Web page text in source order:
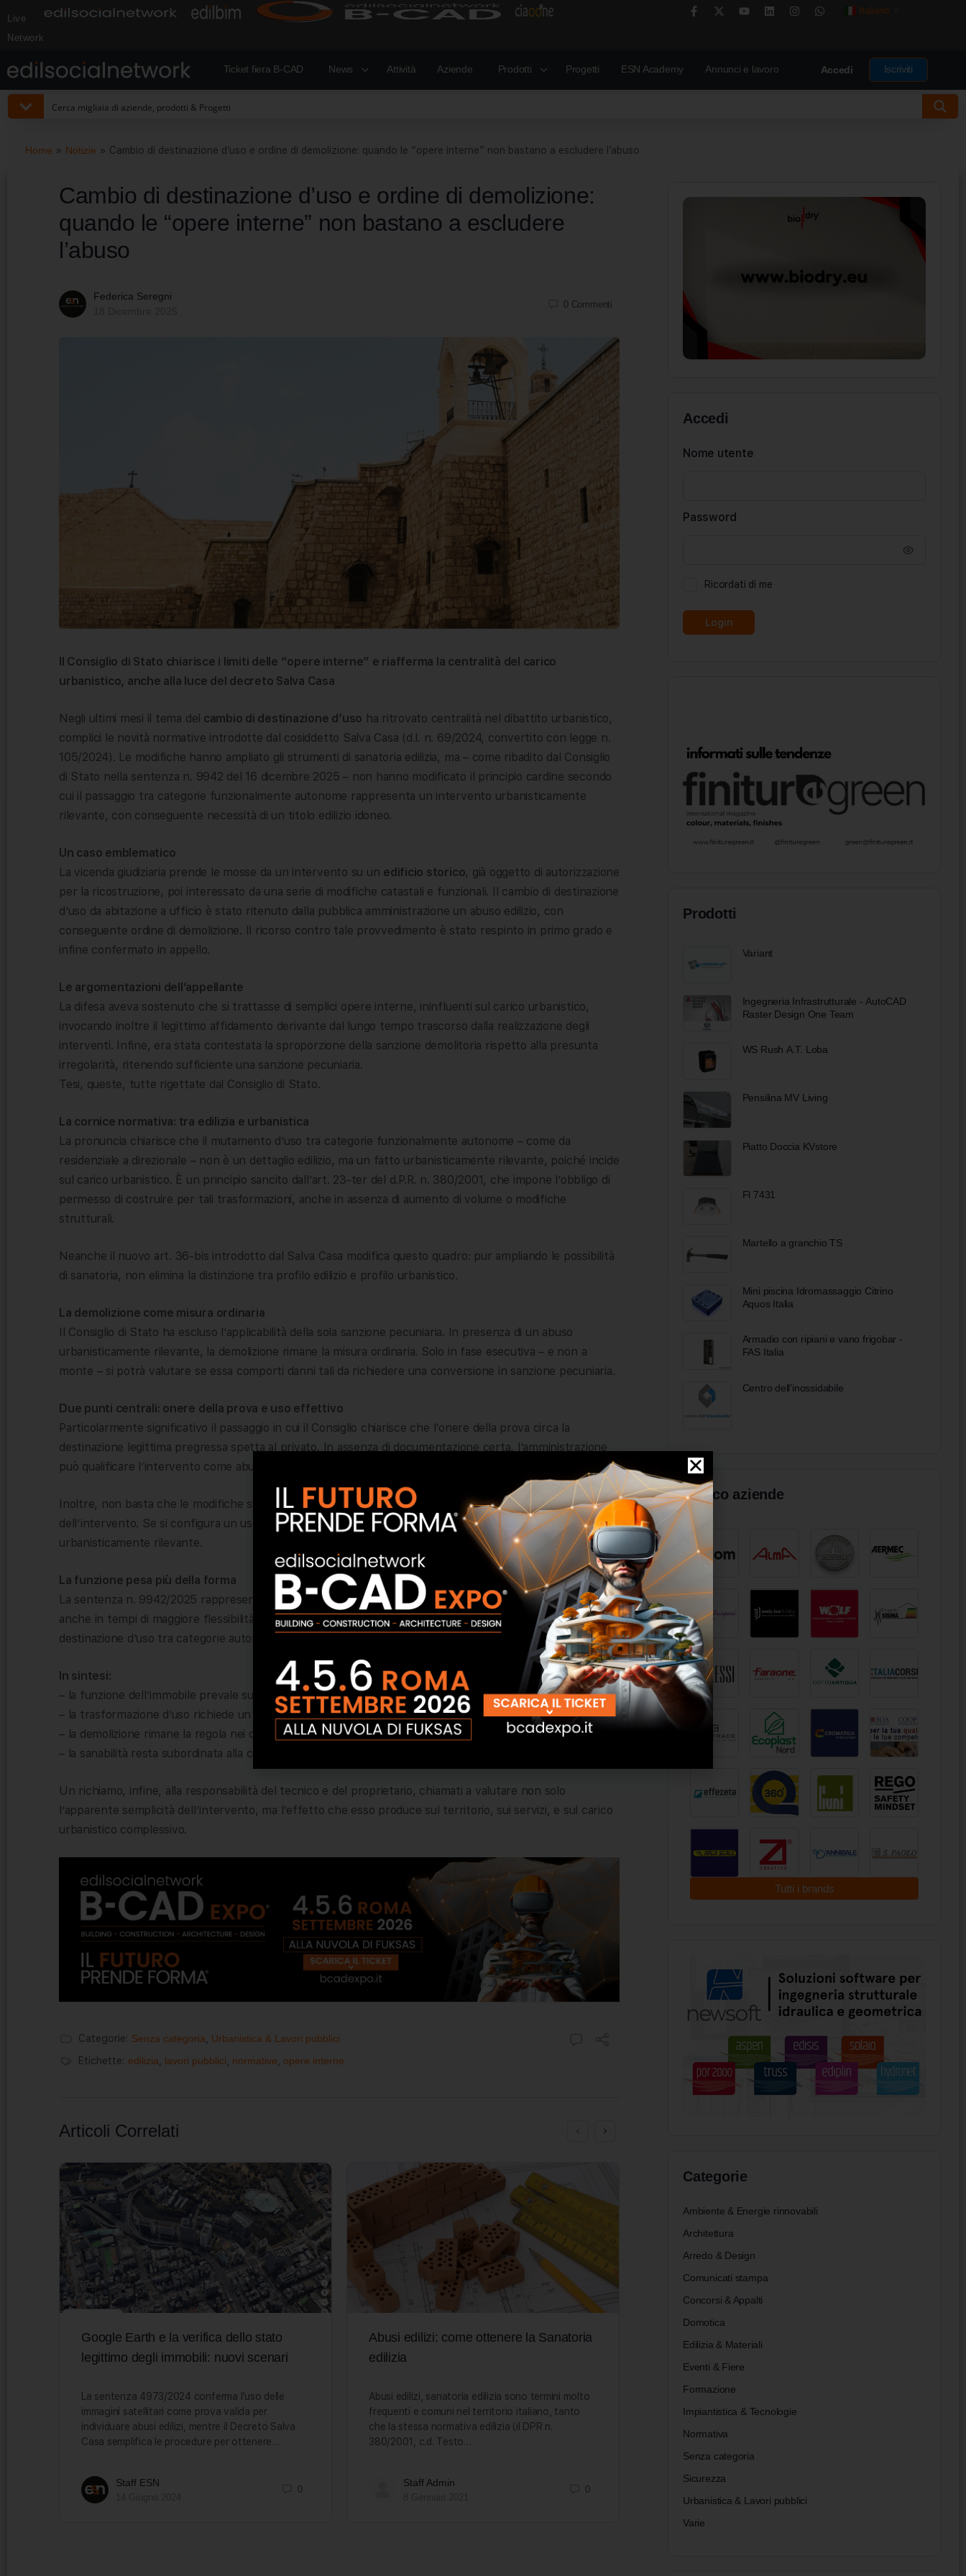
Live
Network
Italiano
Ticket fiera B-CAD News Attività Aziende Prodotti Progetti ESN Academy Annunci e lavoro Accedi Iscriviti
Home » Notizie » Cambio di destinazione d’uso e ordine di demolizione: quando le “opere interne” non bastano a escludere l’abuso
Cambio di destinazione d’uso e ordine di demolizione:
quando le “opere interne” non bastano a escludere
l’abuso
Federica Seregni
0 Commenti
Il Consiglio di Stato chiarisce i limiti delle “opere interne” e riafferma la centralità del carico
urbanistico, anche alla luce del decreto Salva Casa
Negli ultimi mesi il tema del cambio di destinazione d’uso ha ritrovato centralità nel dibattito urbanistico,
complici le novità normative introdotte dal cosiddetto Salva Casa (d.l. n. 69/2024, convertito con legge n.
105/2024). Le modifiche hanno ampliato gli strumenti di sanatoria edilizia, ma – come ribadito dal Consiglio
di Stato nella sentenza n. 9942 del 16 dicembre 2025 – non hanno modificato il principio cardine secondo
cui il passaggio tra categorie funzionalmente autonome rappresenta un intervento urbanisticamente
rilevante, con conseguente necessità di un titolo edilizio idoneo.
Un caso emblematico
La vicenda giudiziaria prende le mosse da un intervento su un edificio storico, già oggetto di autorizzazione
per la ricostruzione, poi interessato da una serie di modifiche catastali e funzionali. Il cambio di destinazione
d’uso da abitazione a ufficio è stato ritenuto dalla pubblica amministrazione un abuso edilizio, con
conseguente ordine di demolizione. Il ricorso contro tale provvedimento è stato respinto in primo grado e
infine confermato in appello.
Le argomentazioni dell’appellante
La difesa aveva sostenuto che si trattasse di semplici opere interne, ininfluenti sul carico urbanistico,
invocando inoltre il legittimo affidamento derivante dal lungo tempo trascorso dalla realizzazione degli
interventi. Infine, era stata contestata la sproporzione della sanzione demolitoria rispetto alla presunta
irregolarità, ritenendo sufficiente una sanzione pecuniaria.
Tesi, queste, tutte rigettate dal Consiglio di Stato.
La cornice normativa: tra edilizia e urbanistica
La pronuncia chiarisce che il mutamento d’uso tra categorie funzionalmente autonome – come da
residenziale a direzionale – non è un dettaglio edilizio, ma un fatto urbanisticamente rilevante, poiché incide
sul carico urbanistico. È un principio sancito dall’art. 23-ter del d.P.R. n. 380/2001, che impone l’obbligo di
permesso di costruire per tali trasformazioni, anche in assenza di aumento di volume o modifiche
strutturali.
Neanche il nuovo art. 36-bis introdotto dal Salva Casa modifica questo quadro: pur ampliando le possibilità
di sanatoria, non elimina la distinzione tra profilo edilizio e profilo urbanistico.
La demolizione come misura ordinaria
Il Consiglio di Stato ha escluso l’applicabilità della sola sanzione pecuniaria. In presenza di un abuso
urbanisticamente rilevante, la demolizione rimane la misura ordinaria. Solo in fase esecutiva – e non a
monte – si potrà valutare se essa comporti danni tali da richiedere una conversione in sanzione pecuniaria.
Due punti centrali: onere della prova e uso effettivo
Particolarmente significativo il passaggio in cui il Consiglio chiarisce che l’onere della prova circa la
destinazione legittima pregressa spetta al privato. In assenza di documentazione certa, l’amministrazione
può qualificare l’intervento come abusivo.
Inoltre, non basta che le modifiche siano formalmente “interne”: ciò che conta è l’esito funzionale
dell’intervento. Se si configura un uso stabile diverso da quello assentito, il mutamento è da considerarsi
urbanisticamente rilevante.
La funzione pesa più della forma
La sentenza n. 9942/2025 rappresenta un monito chiaro per professionisti, tecnici e amministrazioni:
anche in tempi di maggiore flessibilità normativa, come quelli introdotti dal Salva Casa, il cambio di
destinazione d’uso tra categorie autonome non può essere trattato come una mera variazione interna.
In sintesi:
– la funzione dell’immobile prevale sulla materialità delle opere;
– la trasformazione d’uso richiede un titolo edilizio adeguato;
– la demolizione rimane la regola nei casi di abuso urbanisticamente rilevante;
– la sanabilità resta subordinata alla compatibilità con la disciplina urbanistica vigente.
Un richiamo, infine, alla responsabilità del tecnico e del proprietario, chiamati a valutare non solo
l’apparente semplicità dell’intervento, ma l’effetto che esso produce sul territorio, sui servizi, e sul carico
urbanistico complessivo.
Categorie: Senza categoria
Urbanistica & Lavori pubblici
Etichette: edilizia lavori pubblici normative opere interne
Articoli Correlati
Google Earth e la verifica dello stato
legittimo degli immobili: nuovi scenari
La sentenza 4973/2024 conferma l’uso delle
immagini satellitari come prova valida per
individuare abusi edilizi, mentre il Decreto Salva
Casa semplifica le procedure per ottenere…
Staff ESN
0
Abusi edilizi: come ottenere la Sanatoria
edilizia
Abusi edilizi, sanatoria edilizia sono termini molto
frequenti e comuni nel territorio italiano, tanto
che la stessa normativa edilizia (il DPR n.
380/2001, c.d. Testo…
Staff Admin
0
Una nuova sentenza apre le porte alla sanatoria
anche per interventi edilizi precedentemente
rientra ora nel…
Federica Seregni
29 Agosto 2025
Accedi
Nome utente
Password
Ricordati di me
Prodotti
Variant
Ingegneria Infrastrutturale - AutoCAD
Raster Design One Team
WS Rush A.T. Loba
Pensilina MV Living
Piatto Doccia KVstore
Fl 7431
Martello a granchio TS
Mini piscina Idromassaggio Citrino
Aquos Italia
Armadio con ripiani e vano frigobar -
FAS Italia
Centro dell'inossidabile
Elenco aziende
Tutti i brands
Categorie
Ambiente & Energie rinnovabili
Architettura
Arredo & Design
Comunicati stampa
Concorsi & Appalti
Domotica
Edilizia & Materiali
Eventi & Fiere
Formazione
Impiantistica & Tecnologie
Normativa
Senza categoria
Sicurezza
Urbanistica & Lavori pubblici
Varie